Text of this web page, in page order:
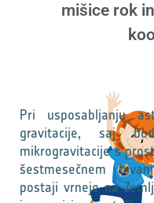
mišice rok
Pri usposabljanju
gravitacije, saj
mikrogravitacije s
šestmesečnem
postaji vrnejo na